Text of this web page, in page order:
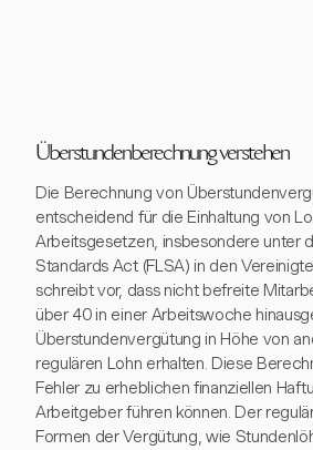
Überstundenberechnung verstehen
Die Berechnung von
entscheidend für die Einhaltung von
Arbeitsgesetzen, insbesondere unter
Standards Act (FLSA) in den
schreibt vor, dass nicht befreite
über 40 in einer Arbeitswoche
Überstundenvergütung in Höhe von
regulären Lohn erhalten. Diese
Fehler zu erheblichen finanziellen
Arbeitgeber führen können. Der
Formen der Vergütung, wie